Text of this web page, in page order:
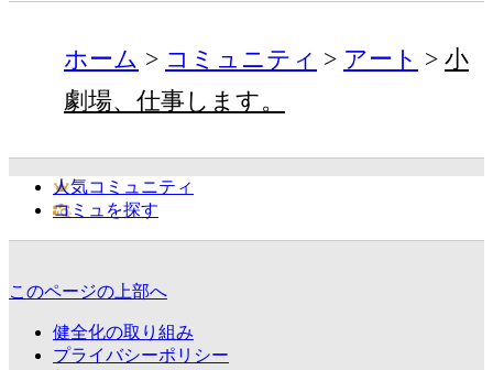
ホーム コミュニティ アート
小
劇場、仕事します。
人気コミュニティ
コミュを探す
このページの上部へ
健全化の取り組み
プライバシーポリシー